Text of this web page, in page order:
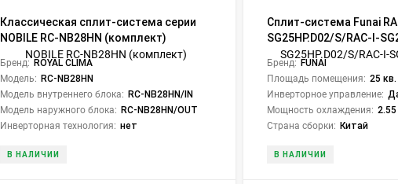
Классическая сплит-система серии
NOBILE RC-NB28HN (комплект)
Бренд: ROYAL CLIMA
Модель: RC-NB28HN
Модель внутреннего блока: RC-NB28HN/IN
Модель наружного блока: RC-NB28HN/OUT
Инверторная технология: нет
В НАЛИЧИИ
Сплит-система Funai
SG25HP.D02/S/RAC-I-
Shogun Inverter 2024
Бренд: FUNAI
Площадь помещения: 25
Инверторное управление:
Мощность охлаждения:
Страна сборки: Китай
В НАЛИЧИИ